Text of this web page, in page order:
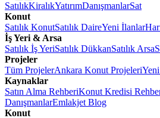
SatılıkKiralıkYatırımDanışmanlarSat
Konut
Satılık KonutSatılık DaireYeni İlanlar
İş Yeri & Arsa
Satılık İş YeriSatılık DükkanSatılık Arsa
Projeler
Tüm ProjelerAnkara Konut Projeleri
Kaynaklar
Satın Alma RehberiKonut Kredisi
DanışmanlarEmlakjet Blog
Konut